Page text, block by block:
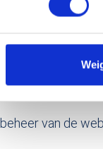
4
van de